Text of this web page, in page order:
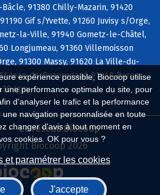
expérience possible, Biocoop utilise
une performance optimale du site, pour
d'analyser le trafic et la performance
navigation personnalisée en toute
changer d'avis à tout moment en
cookies. OK pour vous ?
et paramétrer les cookies
J'accepte
91380 Chilly-Mazarin, 91420
Gif s/Yvette, 91260 Juvisy s/Orge,
la-Ville, 91940 Gometz-le-Châtel,
Longjumeau, 91360 Villemoisson
91300 Massy, 91620 La Ville-du-
Jean-de-Beauregard, 91440 Bures
Igny
Le réseau Biocoop
Biocoop 2026